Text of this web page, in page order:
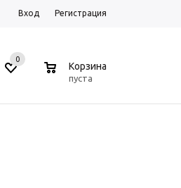
Вход Регистрация
0
Корзина
пуста